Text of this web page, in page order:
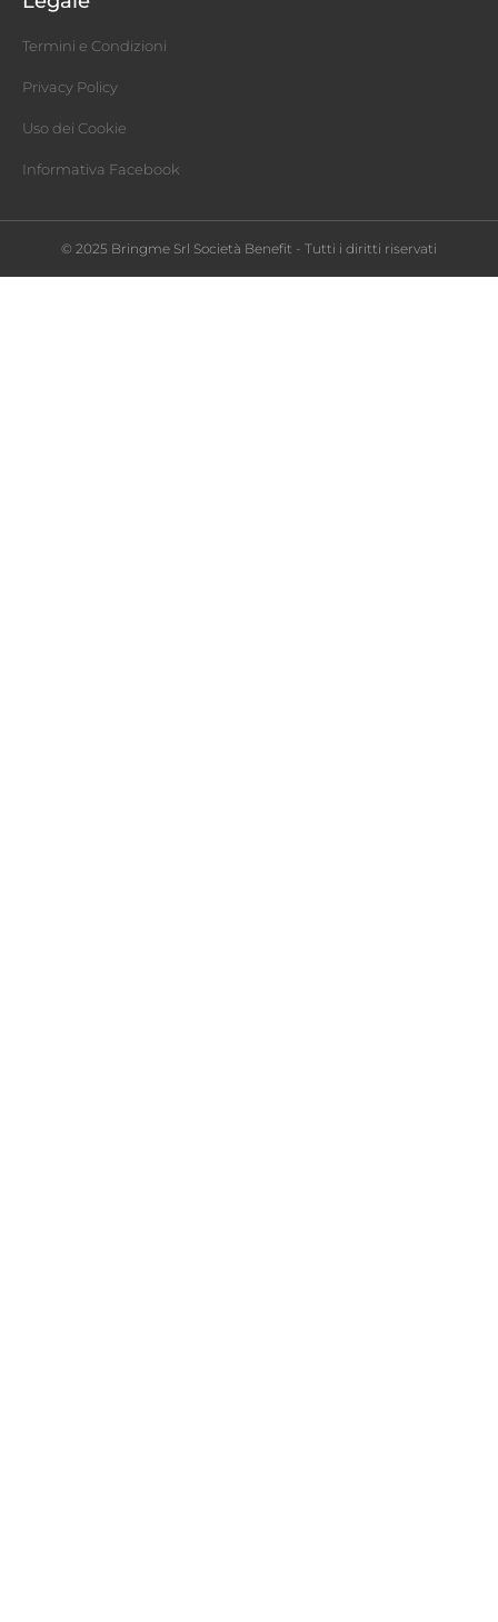
Termini e Condizioni
Privacy Policy
Uso dei Cookie
Informativa Facebook
© 2025 Bringme Srl Società Benefit - Tutti i diritti riservati